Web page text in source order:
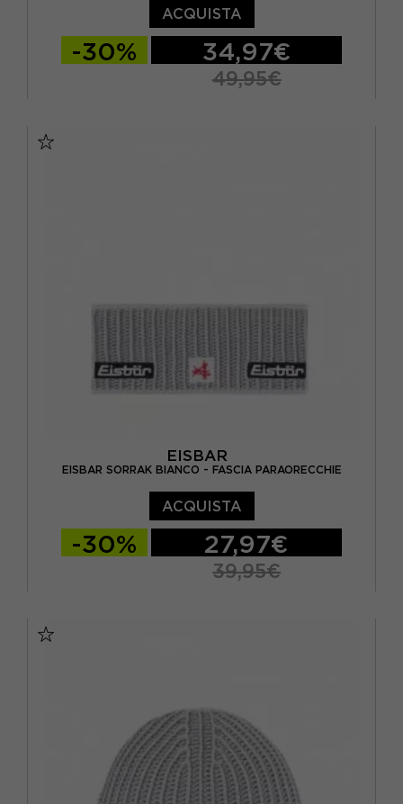
ACQUISTA
-30% 34,97€
49,95€
EISBAR
EISBAR SORRAK BIANCO - FASCIA PARAORECCHIE
ACQUISTA
-30% 27,97€
39,95€